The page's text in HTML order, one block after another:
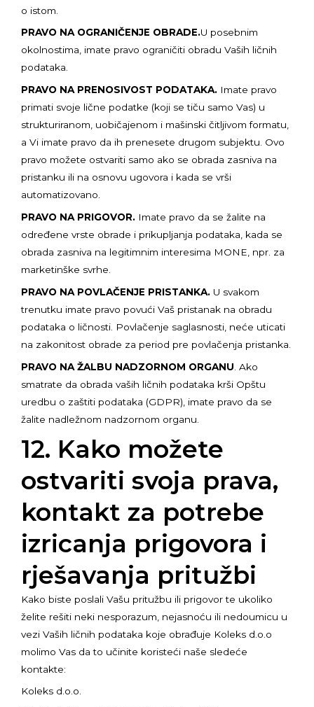
o istom.
PRAVO NA OGRANIČENJE OBRADE.U posebnim
okolnostima, imate pravo ograničiti obradu Vaših ličnih
podataka.
PRAVO NA PRENOSIVOST PODATAKA. Imate pravo
primati svoje lične podatke (koji se tiču samo Vas) u
strukturiranom, uobičajenom i mašinski čitljivom formatu,
a Vi imate pravo da ih prenesete drugom subjektu. Ovo
pravo možete ostvariti samo ako se obrada zasniva na
pristanku ili na osnovu ugovora i kada se vrši
automatizovano.
PRAVO NA PRIGOVOR. Imate pravo da se žalite na
određene vrste obrade i prikupljanja podataka, kada se
obrada zasniva na legitimnim interesima MONE, npr. za
marketinške svrhe.
PRAVO NA POVLAČENJE PRISTANKA. U svakom
trenutku imate pravo povući Vaš pristanak na obradu
podataka o ličnosti. Povlačenje saglasnosti, neće uticati
na zakonitost obrade za period pre povlačenja pristanka.
PRAVO NA ŽALBU NADZORNOM ORGANU . Ako
smatrate da obrada vaših ličnih podataka krši Opštu
uredbu o zaštiti podataka (GDPR), imate pravo da se
žalite nadležnom nadzornom organu.
12. Kako možete
ostvariti svoja prava,
kontakt za potrebe
izricanja prigovora i
rješavanja pritužbi
Kako biste poslali Vašu pritužbu ili prigovor te ukoliko
želite rešiti neki nesporazum, nejasnoću ili nedoumicu u
vezi Vaših ličnih podataka koje obrađuje Koleks d.o.o
molimo Vas da to učinite koristeći naše sledeće
kontakte:
Koleks d.o.o.